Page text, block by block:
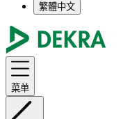
繁體中文
菜单